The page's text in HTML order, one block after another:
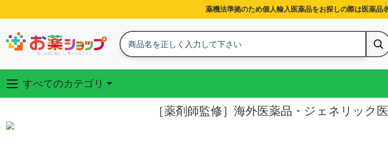
薬機法準拠のため個人輸入医薬品をお探しの際は医薬品
すべてのカテゴリ
［薬剤師監修］海外医薬品・ジェネリック